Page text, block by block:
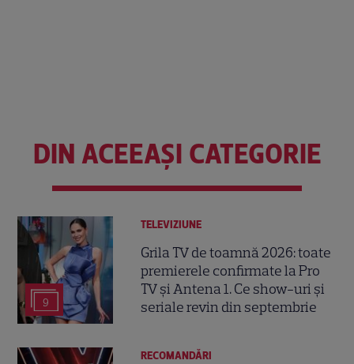
DIN ACEEAȘI CATEGORIE
9
TELEVIZIUNE
Grila TV de toamnă 2026: toate
premierele confirmate la Pro
TV și Antena 1. Ce show-uri și
seriale revin din septembrie
RECOMANDĂRI